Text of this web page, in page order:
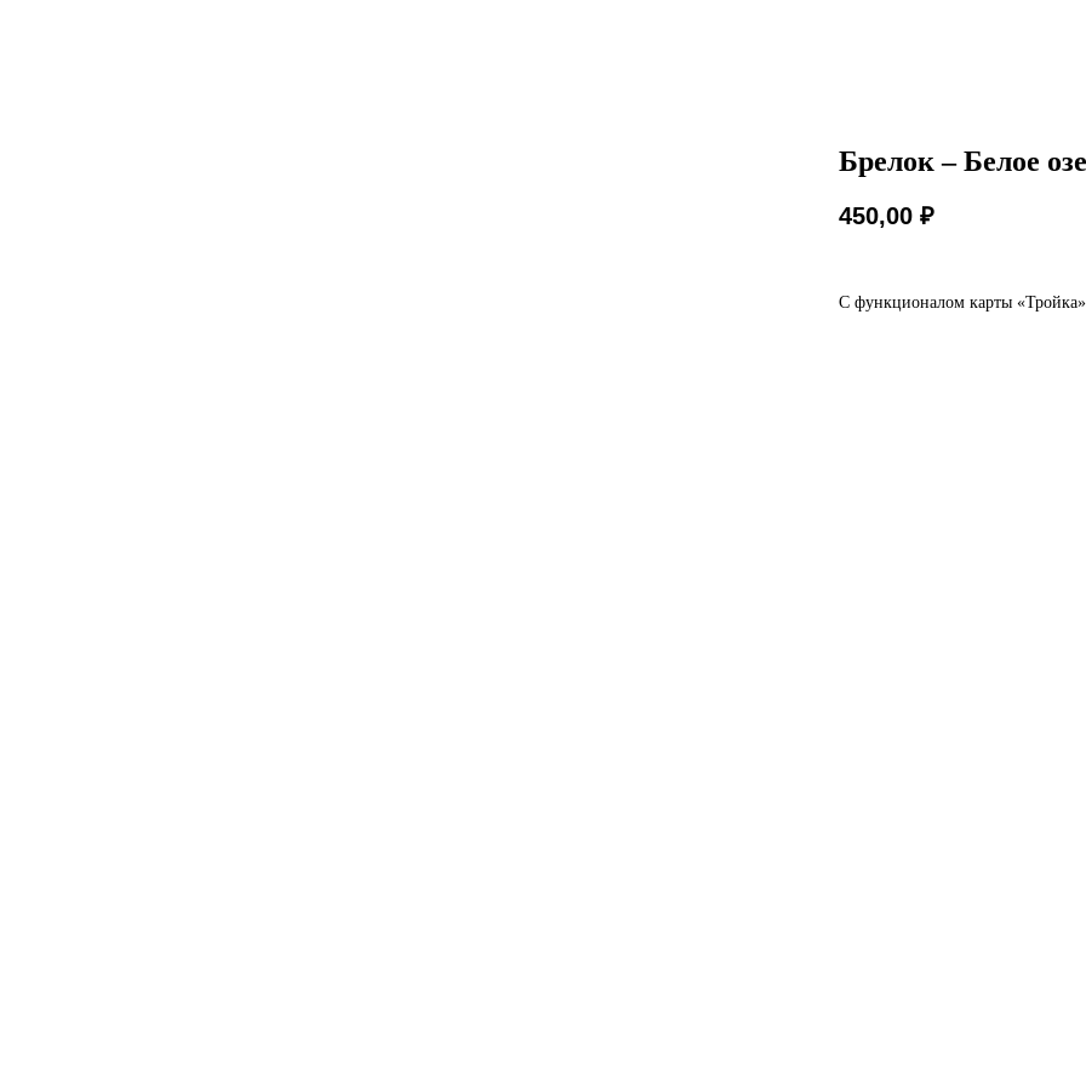
Брелок – Белое
450,00 ₽
С функционалом карты «Тройка»